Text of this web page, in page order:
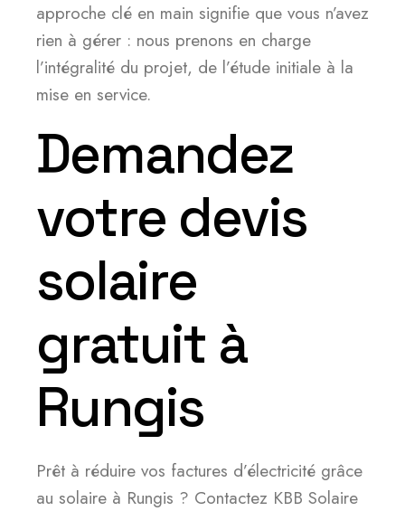
approche clé en main signifie que vous n’avez
rien à gérer : nous prenons en charge
l’intégralité du projet, de l’étude initiale à la
mise en service.
Demandez
votre devis
solaire
gratuit à
Rungis
Prêt à réduire vos factures d’électricité grâce
au solaire à Rungis ? Contactez KBB Solaire